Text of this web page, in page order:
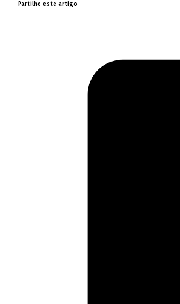
Partilhe este artigo